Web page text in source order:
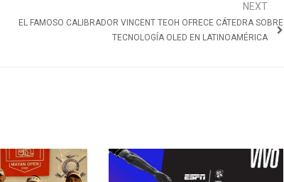
NEXT
EL FAMOSO CALIBRADOR VINCENT TEOH OFRECE CÁTEDRA SOBRE
TECNOLOGÍA OLED EN LATINOAMÉRICA